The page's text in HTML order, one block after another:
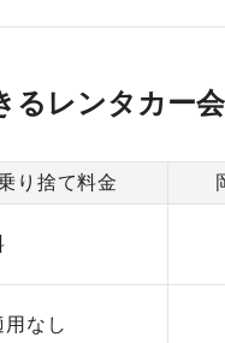
るレンタカー
り捨て料金
なし